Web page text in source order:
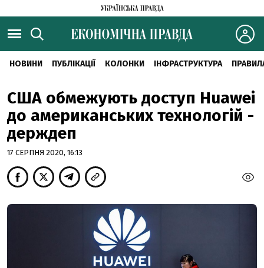
НОВИНИ ПУБЛІКАЦІЇ КОЛОНКИ ІНФРАСТРУКТУРА
США обмежують доступ Huawei
до американських технологій -
держдеп
17 СЕРПНЯ 2020, 16:13